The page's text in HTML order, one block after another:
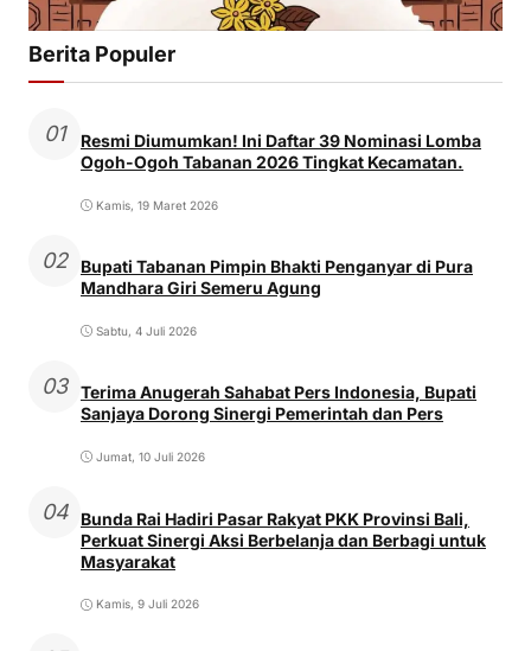
Berita Populer
01
Resmi Diumumkan! Ini Daftar 39 Nominasi Lomba
Ogoh-Ogoh Tabanan 2026 Tingkat Kecamatan.
Kamis, 19 Maret 2026
02
Bupati Tabanan Pimpin Bhakti Penganyar di Pura
Mandhara Giri Semeru Agung
Sabtu, 4 Juli 2026
03
Terima Anugerah Sahabat Pers Indonesia, Bupati
Sanjaya Dorong Sinergi Pemerintah dan Pers
Jumat, 10 Juli 2026
04
Bunda Rai Hadiri Pasar Rakyat PKK Provinsi Bali,
Perkuat Sinergi Aksi Berbelanja dan Berbagi untuk
Masyarakat
Kamis, 9 Juli 2026